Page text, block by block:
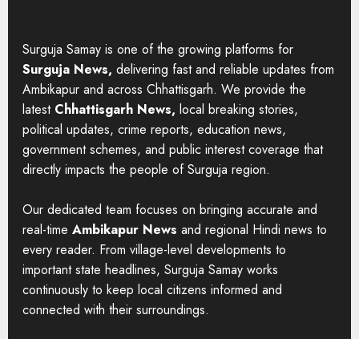
Surguja Samay is one of the growing platforms for
Surguja News, delivering fast and reliable updates from
Ambikapur and across Chhattisgarh. We provide the
latest Chhattisgarh News, local breaking stories,
political updates, crime reports, education news,
government schemes, and public interest coverage that
directly impacts the people of Surguja region.
Our dedicated team focuses on bringing accurate and
real-time Ambikapur News and regional Hindi news to
every reader. From village-level developments to
important state headlines, Surguja Samay works
continuously to keep local citizens informed and
connected with their surroundings.